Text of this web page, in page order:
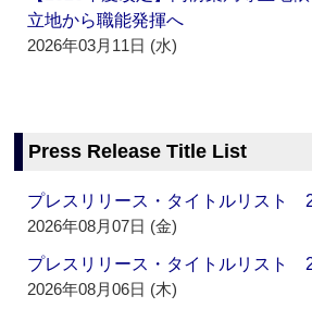
立地から職能発揮へ
2026年03月11日 (水)
Press Release Title List
プレスリリース・タイトルリスト
2026年08月07日 (金)
プレスリリース・タイトルリスト
2026年08月06日 (木)